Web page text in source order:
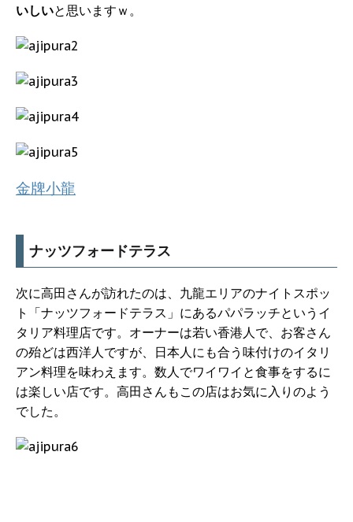
いしいと思いますｗ。
金牌小龍
ナッツフォードテラス
次に高田さんが訪れたのは、九龍エリアのナイトスポッ
ト「ナッツフォードテラス」にあるパパラッチというイ
タリア料理店です。オーナーは若い香港人で、お客さん
の殆どは西洋人ですが、日本人にも合う味付けのイタリ
アン料理を味わえます。数人でワイワイと食事をするに
は楽しい店です。高田さんもこの店はお気に入りのよう
でした。